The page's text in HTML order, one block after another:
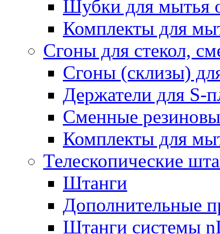
Шубки для мытья
Комплекты для
Сгоны для стекол,
Сгоны (склизы)
Держатели для S-
Сменные
Комплекты для
Телескопические
Штанги
Дополнительные
Штанги системы